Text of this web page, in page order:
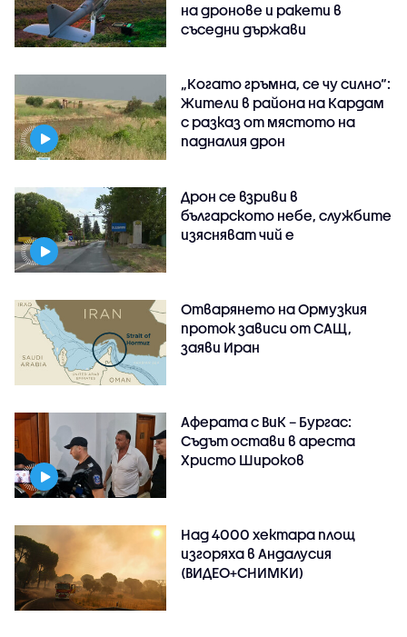
на дронове и ракети в
съседни държави
„Когато гръмна, се чу силно“:
Жители в района на Кардам
с разказ от мястото на
падналия дрон
Дрон се взриви в
българското небе, службите
изясняват чий е
Отварянето на Ормузкия
проток зависи от САЩ,
заяви Иран
Аферата с ВиК – Бургас:
Съдът остави в ареста
Христо Широков
Над 4000 хектара площ
изгоряха в Андалусия
(ВИДЕО+СНИМКИ)